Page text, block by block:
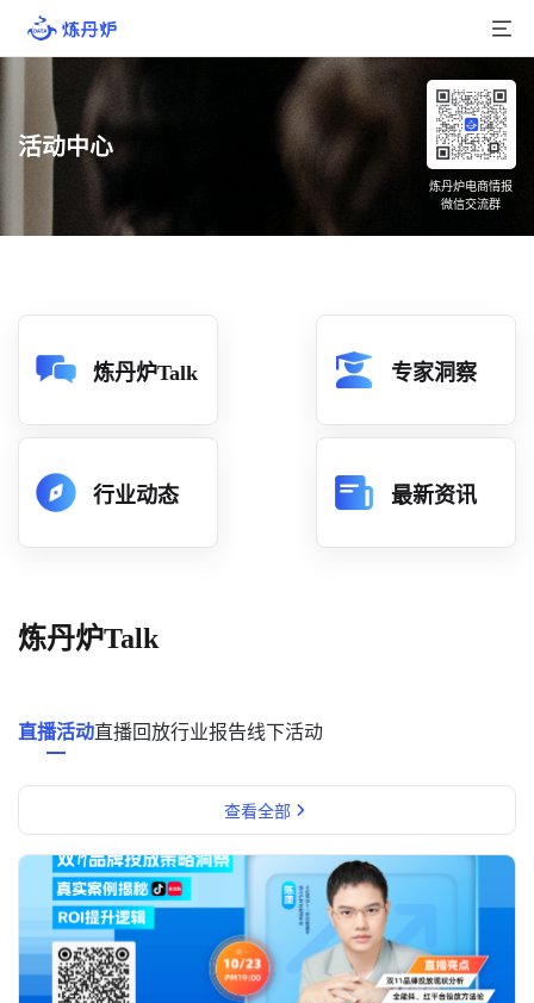
产品介绍
品牌数据
店铺数据
分析
数据中心
消费者说
解决方案
金融市场解决方案
电商解决方案
资源中心
新闻中心
活动中心
炼丹炉电商情报
微信交流群
炼丹炉Talk 专家洞察
行业动态 最新资讯
炼丹炉Talk
直播活动直播回放行业报告线下活动
查看全部